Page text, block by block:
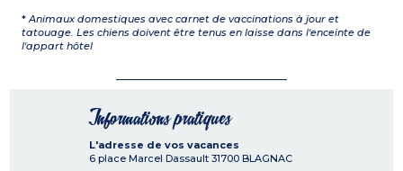
*Animaux domestiques avec carnet de vaccinations à jour et
tatouage. Les chiens doivent être tenus en laisse dans l'enceinte de
l'appart hôtel
Informations pratiques
L'adresse de vos vacances
6 place Marcel Dassault 31700 BLAGNAC